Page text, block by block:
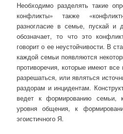
Необходимо разделять такие
конфликты» также
разногласие в семье, пускай и
обозначает, то что это
говорит о ее неустойчивости. В
каждой семьи появляются
противоречия, которые имеют
разрешаться, или являться
раздорам и инцидентам.
ведет к формированию семьи,
уровня общения, к
эгоистичного Я.